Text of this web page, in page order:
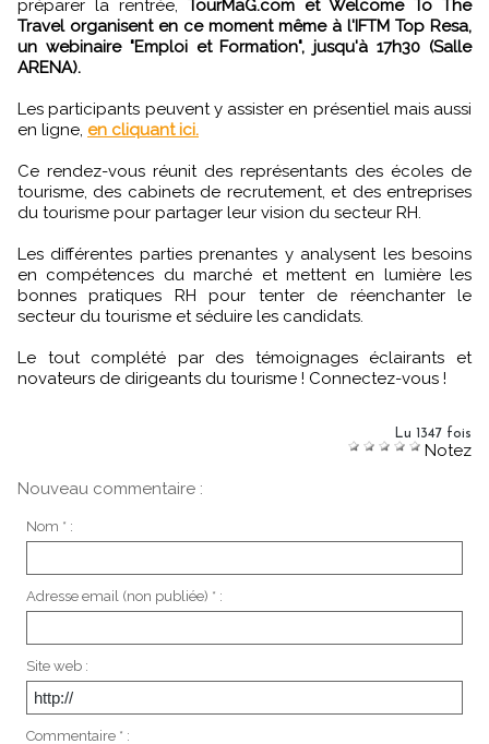
préparer la rentrée, TourMaG.com et Welcome To The
Travel organisent en ce moment même à l'IFTM Top Resa,
un webinaire "Emploi et Formation", jusqu'à 17h30 (Salle
ARENA).
Les participants peuvent y assister en présentiel mais aussi
en ligne, en cliquant ici.
Ce rendez-vous réunit des représentants des écoles de
tourisme, des cabinets de recrutement, et des entreprises
du tourisme pour partager leur vision du secteur RH.
Les différentes parties prenantes y analysent les besoins
en compétences du marché et mettent en lumière les
bonnes pratiques RH pour tenter de réenchanter le
secteur du tourisme et séduire les candidats.
Le tout complété par des témoignages éclairants et
novateurs de dirigeants du tourisme ! Connectez-vous !
Lu 1347 fois
Notez
Nouveau commentaire :
Nom * :
Adresse email (non publiée) * :
Site web :
Commentaire * :